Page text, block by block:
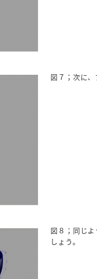
図７；次に
図８；同じ
しょう。